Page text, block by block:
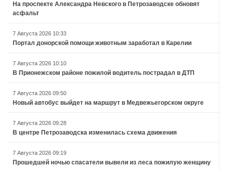
На проспекте Александра Невского в Петрозаводске обновят
асфальт
7 Августа 2026 10:33
Портал донорской помощи животным заработал в Карелии
7 Августа 2026 10:10
В Прионежском районе пожилой водитель пострадал в ДТП
7 Августа 2026 09:50
Новый автобус выйдет на маршрут в Медвежьегорском округе
7 Августа 2026 09:28
В центре Петрозаводска изменилась схема движения
7 Августа 2026 09:19
Прошедшей ночью спасатели вывели из леса пожилую женщину